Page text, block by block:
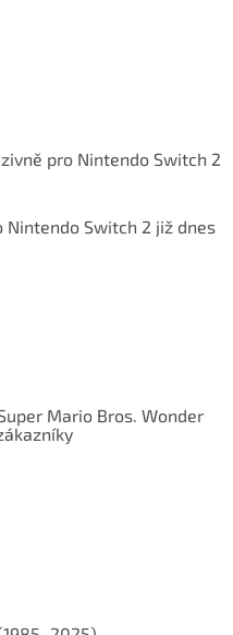
pro Nintendo Switch 2
Nintendo Switch 2 již dnes
Mario Bros. Wonder